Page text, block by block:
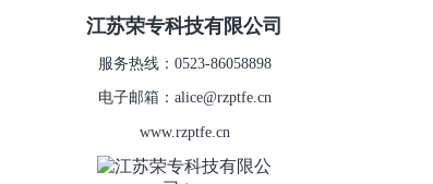
江苏荣专科技有限公司
服务热线：0523-86058898
电子邮箱：alice@rzptfe.cn
www.rzptfe.cn